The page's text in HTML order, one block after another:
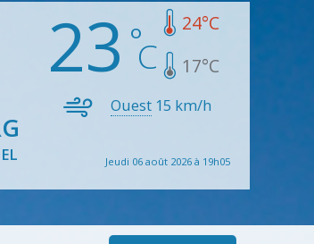
23 24°C
17°C
Ouest 15 km/h
Jeudi 06 août 2026 à 19h05